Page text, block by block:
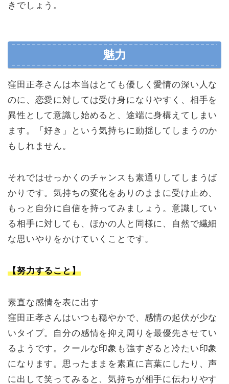
きでしょう。
魅力
窪田正孝さんは本当はとても優しく愛情の深い人な
のに、恋愛に対しては受け身になりやすく、相手を
異性として意識し始めると、途端に身構えてしまい
ます。「好き」という気持ちに動揺してしまうのか
もしれません。
それではせっかくのチャンスも素通りしてしまうば
かりです。気持ちの変化をありのままに受け止め、
もっと自分に自信を持ってみましょう。意識してい
る相手に対しても、ほかの人と同様に、自然で繊細
な思いやりをかけていくことです。
【努力すること】
素直な感情を表に出す
窪田正孝さんはいつも穏やかで、感情の起伏が少な
いタイプ。自分の感情を抑え周りを最優先させてい
るようです。クールな印象も強すぎると冷たい印象
になります。思ったままを素直に言葉にしたり、声
に出して笑ってみると、気持ちが相手に伝わりやす